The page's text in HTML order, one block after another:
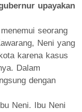
upayakan
seorang
Neni yang
karena kasus
Dalam
dengan
Neni. Ibu Neni